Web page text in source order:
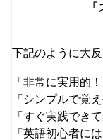
下記のように大
「非常に実用的！
「シンプルで覚
「すぐ実践でき
「英語初心者に